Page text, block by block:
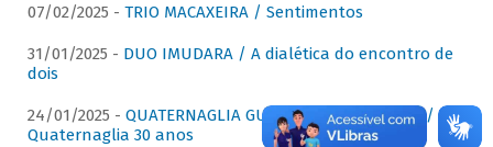
07/02/2025 - TRIO MACAXEIRA / Sentimentos
31/01/2025 - DUO IMUDARA / A dialética do encontro de
dois
24/01/2025 - QUATERNAGLIA GUITAR QUARTET (QGQ) /
Quaternaglia 30 anos